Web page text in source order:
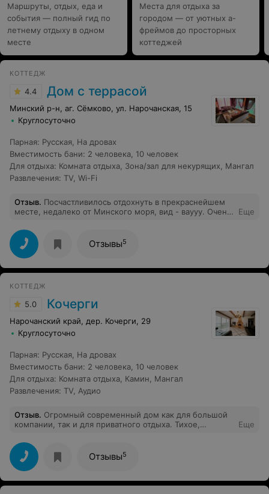
Маршруты, отдых, еда и
события — полный гид по
летнему отдыху в одном
месте
Места для отдыха за
городом — от уютных а-
фреймов до просторных
коттеджей
КОТТЕДЖ
4.4 Дом с террасой
Минский р-н, аг. Сёмково, ул. Нарочанская, 15
Круглосуточно
Парная: Русская На дровах
Вместимость бани: 2 человека 10 человек
Для отдыха: Комната отдыха Зона/зал для некурящих
Мангал
Развлечения: TV Wi-Fi
Отзыв. Посчастливилось отдохнуть в прекраснейшем
месте, недалеко от Минского моря, вид - ваууу. Очень
миг решили все несущие вопросы. Есть место для
приготовления шашлыка, терраса с крышей. Все чисто
и аккуратно. Спасибо!
Еще
Отзывы5
КОТТЕДЖ
5.0 Кочерги
Нарочанский край, дер. Кочерги, 29
Круглосуточно
Парная: Русская На дровах
Вместимость бани: 2 человека 10 человек
Для отдыха: Комната отдыха Камин
Мангал
Развлечения: TV Аудио
Отзыв. Огромный современный дом как для большой
компании, так и для приватного отдыха. Тихое,
в 10 метрах от дома, можно как искупаться, так и
покататься на катамаранах (входит в стоимость). Также
в наличии два велосипеда. Для любителей шашлыка
есть мангал, дрова и все принадлежности.
Рекомендую заказать баню на дровах. Супер!
Еще
Отзывы5